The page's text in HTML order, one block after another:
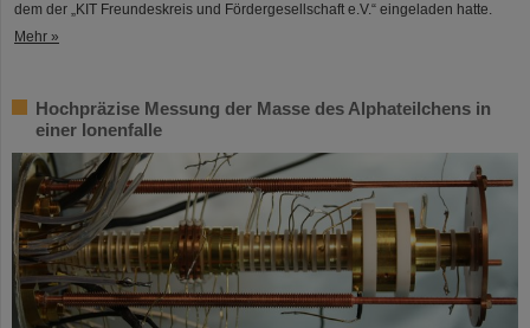
dem der „KIT Freundeskreis und Fördergesellschaft e.V.“ eingeladen hatte.
Mehr »
Hochpräzise Messung der Masse des Alphateilchens in
einer Ionenfalle